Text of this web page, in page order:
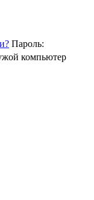
Пароль:
компьютер